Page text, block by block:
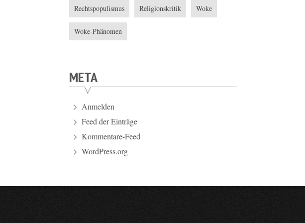
Rechtspopulismus Religionskritik Woke
Woke-Phänomen
META
Anmelden
Feed der Einträge
Kommentare-Feed
WordPress.org